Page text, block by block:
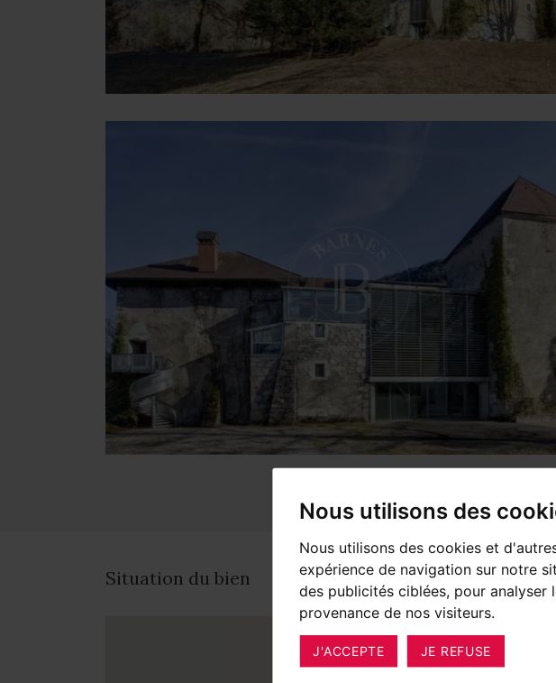
Nous utilisons des
Nous utilisons des cookies et
expérience de navigation sur notre
des publicités ciblées, pour
provenance de nos visiteurs.
J'ACCEPTE JE REFUSE
Situation du bien